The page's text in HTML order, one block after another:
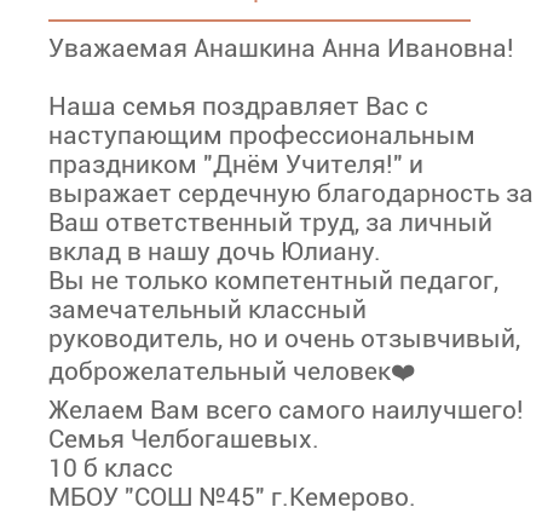
Уважаемая Анашкина Анна Ивановна!
Наша семья поздравляет Вас с
наступающим профессиональным
праздником "Днём Учителя!" и
выражает сердечную благодарность за
Ваш ответственный труд, за личный
вклад в нашу дочь Юлиану.
Вы не только компетентный педагог,
замечательный классный
руководитель, но и очень отзывчивый,
доброжелательный человек❤️
Желаем Вам всего самого наилучшего!
Семья Челбогашевых.
10 б класс
МБОУ "СОШ №45" г.Кемерово.